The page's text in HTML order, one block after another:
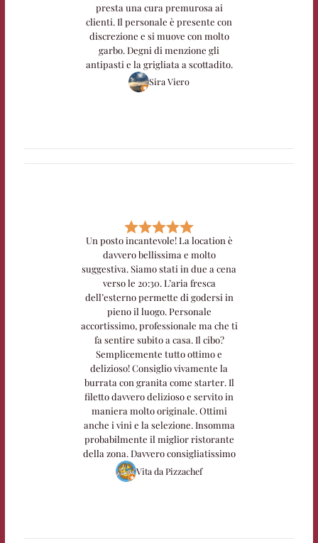
presta una cura premurosa ai
clienti. Il personale è presente con
discrezione e si muove con molto
garbo. Degni di menzione gli
antipasti e la grigliata a scottadito.
Sira Viero
Un posto incantevole! La location è
davvero bellissima e molto
suggestiva. Siamo stati in due a cena
verso le 20:30. L’aria fresca
dell’esterno permette di godersi in
pieno il luogo. Personale
accortissimo, professionale ma che ti
fa sentire subito a casa. Il cibo?
Semplicemente tutto ottimo e
delizioso! Consiglio vivamente la
burrata con granita come starter. Il
filetto davvero delizioso e servito in
maniera molto originale. Ottimi
anche i vini e la selezione. Insomma
probabilmente il miglior ristorante
della zona. Davvero consigliatissimo
Vita da Pizzachef